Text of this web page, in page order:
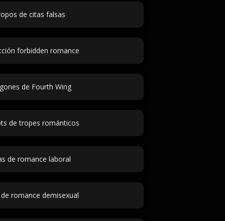
de citas falsas
forbidden romance
de Fourth Wing
de tropes románticos
de romance laboral
romance demisexual